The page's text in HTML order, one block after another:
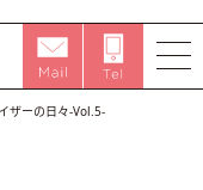
ザーの日々-Vol.5-